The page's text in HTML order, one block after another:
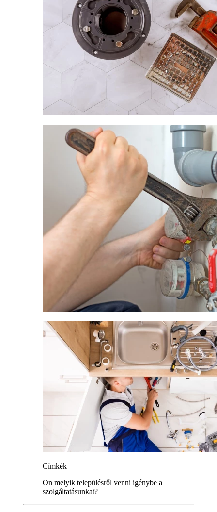
Címkék
Ön melyik településről venni igénybe a
szolgáltatásunkat?